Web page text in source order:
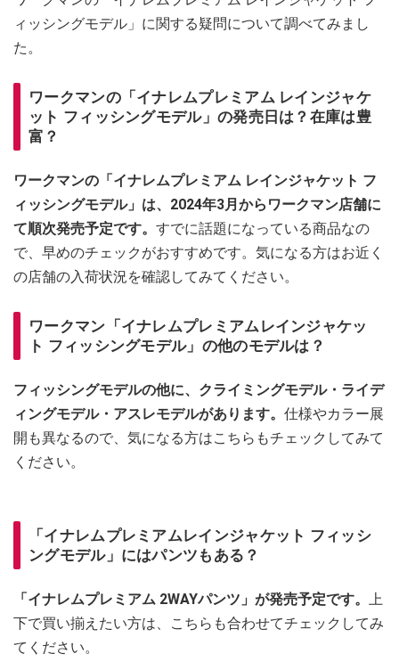
ィッシングモデル」に関する疑問について調べてみまし
た。
ワークマンの「イナレムプレミアム レインジャケ
ット フィッシングモデル」の発売日は？在庫は豊
富？
ワークマンの「イナレムプレミアム レインジャケット フ
ィッシングモデル」は、2024年3月からワークマン店舗に
て順次発売予定です。 すでに話題になっている商品なの
で、早めのチェックがおすすめです。気になる方はお近く
の店舗の入荷状況を確認してみてください。
ワークマン「イナレムプレミアムレインジャケッ
ト フィッシングモデル」の他のモデルは？
フィッシングモデルの他に、クライミングモデル・ライデ
ィングモデル・アスレモデルがあります。 仕様やカラー展
開も異なるので、気になる方はこちらもチェックしてみて
ください。
「イナレムプレミアムレインジャケット フィッシ
ングモデル」にはパンツもある？
「イナレムプレミアム 2WAYパンツ」が発売予定です。 上
下で買い揃えたい方は、こちらも合わせてチェックしてみ
てください。